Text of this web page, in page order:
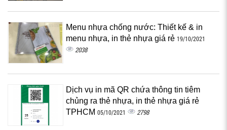
Menu nhựa chống nước: Thiết kế & in
menu nhựa, in thẻ nhựa giá rẻ 19/10/2021
2038
Dịch vụ in mã QR chứa thông tin tiêm
chủng ra thẻ nhựa, in thẻ nhựa giá rẻ
TPHCM 05/10/2021 2798